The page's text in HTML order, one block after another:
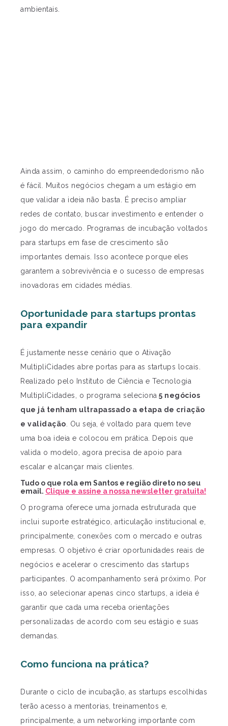
ambientais.
Ainda assim, o caminho do empreendedorismo não
é fácil. Muitos negócios chegam a um estágio em
que validar a ideia não basta. É preciso ampliar
redes de contato, buscar investimento e entender o
jogo do mercado. Programas de incubação voltados
para startups em fase de crescimento são
importantes demais. Isso acontece porque eles
garantem a sobrevivência e o sucesso de empresas
inovadoras em cidades médias.
Oportunidade para startups prontas
para expandir
É justamente nesse cenário que o Ativação
MultipliCidades abre portas para as startups locais.
Realizado pelo Instituto de Ciência e Tecnologia
MultipliCidades, o programa seleciona 5 negócios
que já tenham ultrapassado a etapa de criação
e validação . Ou seja, é voltado para quem teve
uma boa ideia e colocou em prática. Depois que
valida o modelo, agora precisa de apoio para
escalar e alcançar mais clientes.
Tudo o que rola em Santos e região direto no seu
email. Clique e assine a nossa newsletter gratuita!
O programa oferece uma jornada estruturada que
inclui suporte estratégico, articulação institucional e,
principalmente, conexões com o mercado e outras
empresas. O objetivo é criar oportunidades reais de
negócios e acelerar o crescimento das startups
participantes. O acompanhamento será próximo. Por
isso, ao selecionar apenas cinco startups, a ideia é
garantir que cada uma receba orientações
personalizadas de acordo com seu estágio e suas
demandas.
Como funciona na prática?
Durante o ciclo de incubação, as startups escolhidas
terão acesso a mentorias, treinamentos e,
principalmente, a um networking importante com